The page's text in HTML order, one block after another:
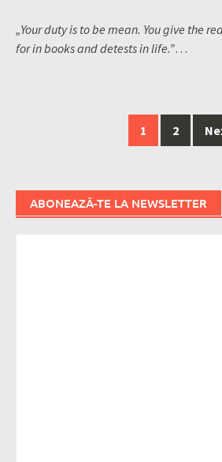
„Your duty is to be mean. You give the
for in books and detests in life.”…
1 2
ABONEAZĂ-TE LA NEWSLETTER